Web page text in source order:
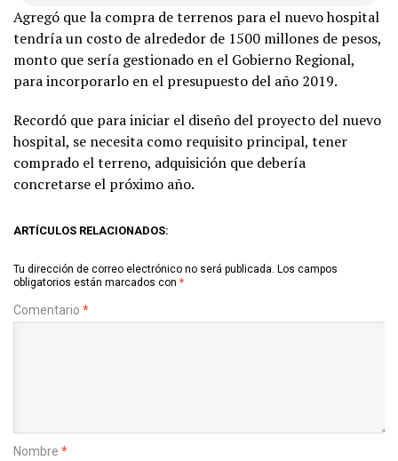
Agregó que la compra de terrenos para el nuevo hospital
tendría un costo de alrededor de 1500 millones de pesos,
monto que sería gestionado en el Gobierno Regional,
para incorporarlo en el presupuesto del año 2019.
Recordó que para iniciar el diseño del proyecto del nuevo
hospital, se necesita como requisito principal, tener
comprado el terreno, adquisición que debería
concretarse el próximo año.
ARTÍCULOS RELACIONADOS:
Tu dirección de correo electrónico no será publicada. Los campos
obligatorios están marcados con *
Comentario *
Nombre *